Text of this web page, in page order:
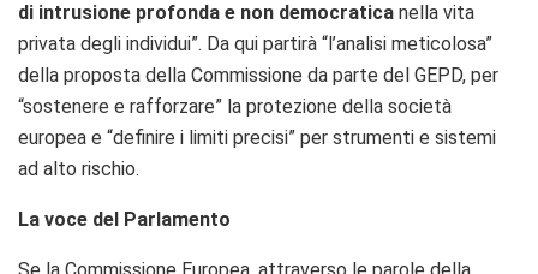
di intrusione profonda e non democratica nella vita
privata degli individui”. Da qui partirà “l’analisi meticolosa”
della proposta della Commissione da parte del GEPD, per
“sostenere e rafforzare” la protezione della società
europea e “definire i limiti precisi” per strumenti e sistemi
ad alto rischio.
La voce del Parlamento